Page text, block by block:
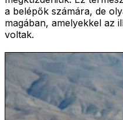
a belépők számára, de
magában, amelyekkel az
voltak.